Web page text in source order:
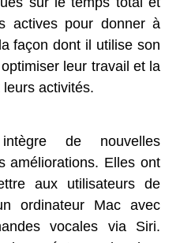
actives pour donner à
façon dont il utilise son
leur travail et la
activités.
de nouvelles
améliorations. Elles ont
aux utilisateurs de
ordinateur Mac avec
vocales via Siri.